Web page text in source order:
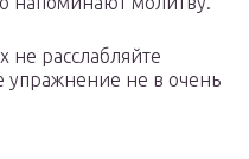
расслабляйте
не в очень